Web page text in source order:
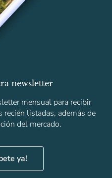
newsletter
mensual para recibir
listadas, además de
del mercado.
ya!